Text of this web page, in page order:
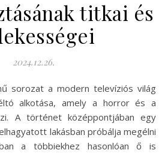
titkai és
2024.12.26.
alkotása, amely a horror és a
A történet középpontjában egy
lakásban próbálja megélni
a többiekhez hasonlóan ő is